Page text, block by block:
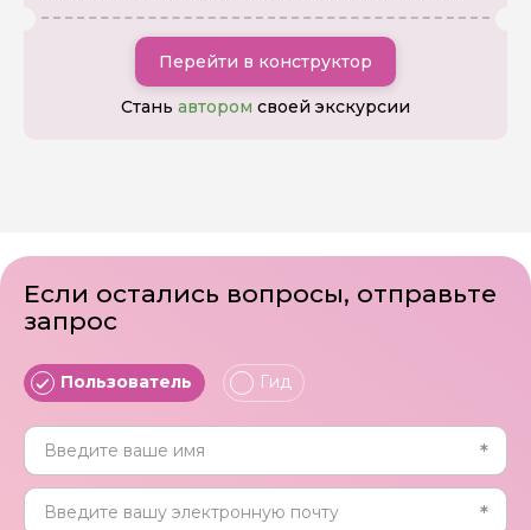
Перейти в конструктор
Стань автором своей экскурсии
Если остались вопросы, отправьте
запрос
Пользователь Гид